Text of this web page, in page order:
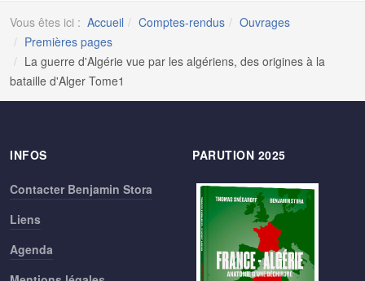
Vous êtes ici : Accueil Comptes-rendus
Ouvrages
Premières pages
La guerre d'Algérie vue par les algériens, des origines à la
bataille d'Alger Tome1
INFOS
Contacter Benjamin Stora
Liens
Agenda
PARUTION 2025